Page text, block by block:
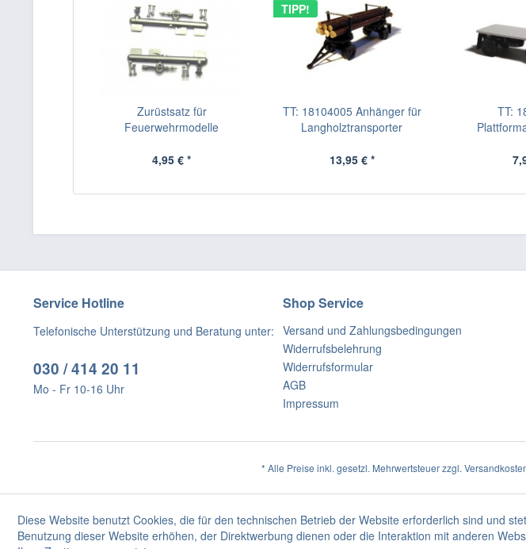
Zurüstsatz für
Feuerwehrmodelle
4,95 € *
TIPP!
TT: 18104005 Anhänger für
Langholztransporter
13,95 € *
TT:
Service Hotline
Telefonische Unterstützung und Beratung unter:
030 / 414 20 11
Mo - Fr 10-16 Uhr
Shop Service
Versand und Zahlungsbedingungen
Widerrufsbelehrung
Widerrufsformular
AGB
Impressum
* Alle Preise inkl. gesetzl. Mehrwertsteuer zzgl.
Diese Website benutzt Cookies, die für den technischen Betrieb der Website erforderlich sind und
Benutzung dieser Website erhöhen, der Direktwerbung dienen oder die Interaktion mit anderen